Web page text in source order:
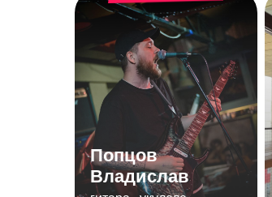
Попцов
Владислав